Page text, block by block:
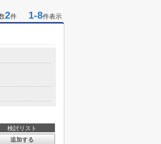
2件 1-8件表示
検討リスト
追加する